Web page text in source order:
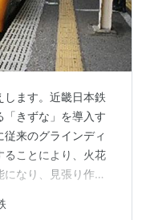
ます。近畿日本鉄
きずな」を導入す
来のグラインディ
ることにより、火花
なり、見張り作業
おり、９月より実